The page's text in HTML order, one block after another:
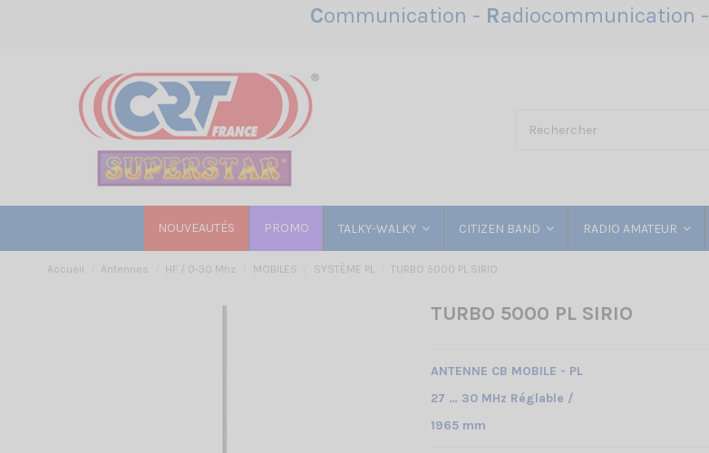
Communication - Radiocommunication -
NOUVEAUTÉS PROMO TALKY-WALKY CITIZEN BAND RADIO AMATEUR
Accueil Antennes HF / 0-30 Mhz MOBILES SYSTÈME PL TURBO 5000 PL SIRIO
TURBO 5000 PL SIRIO
ANTENNE CB MOBILE - PL
27 … 30 MHz Réglable /
1965 mm